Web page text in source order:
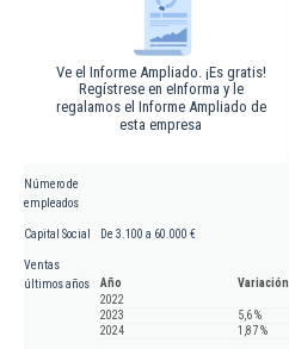
Ve el Informe Ampliado. ¡Es gratis!
Regístrese en eInforma y le
regalamos el Informe Ampliado de
esta empresa
Número de
empleados
Capital Social De 3.100 a 60.000 €
Ventas
últimos años
Año
Variación
2022
2023
5,6 %
2024
1,87 %